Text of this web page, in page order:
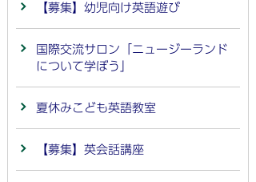
【募集】幼児向け英語遊び
国際交流サロン「ニュージーランド
について学ぼう」
夏休みこども英語教室
【募集】英会話講座